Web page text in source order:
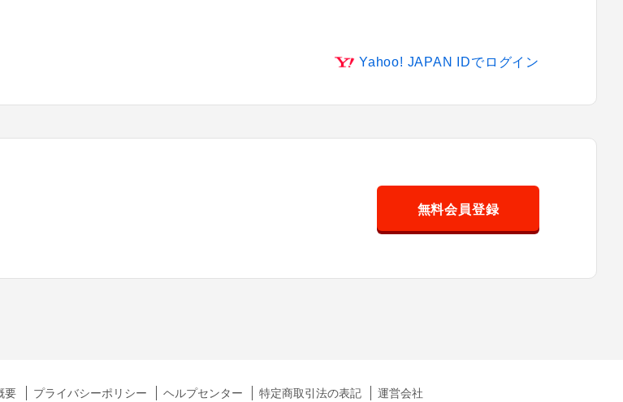
Yahoo! JAPAN IDでログイン
無料会員登録
要 プライバシーポリシー ヘルプセンター 特定商取引法の表記 運営会社